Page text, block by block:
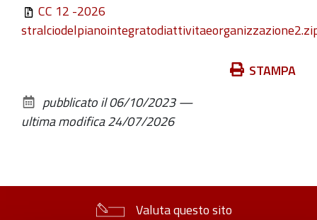
CC 12 -2026
documento
STAMPA
pubblicato il06/10/2023—
ultima modifica24/07/2026
Valuta questo sito